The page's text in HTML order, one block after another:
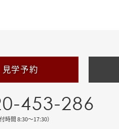
見学予約
453-286
付時間 8:30〜17:30）